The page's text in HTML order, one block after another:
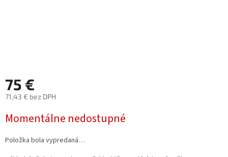
75 €
71,43 € bez DPH
cena:
Momentálne nedostupné
Položka bola vypredaná…